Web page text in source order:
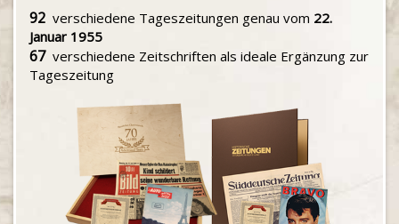
92 verschiedene Tageszeitungen genau vom 22.
Januar 1955
67verschiedene Zeitschriften als ideale Ergänzung zur
Tageszeitung